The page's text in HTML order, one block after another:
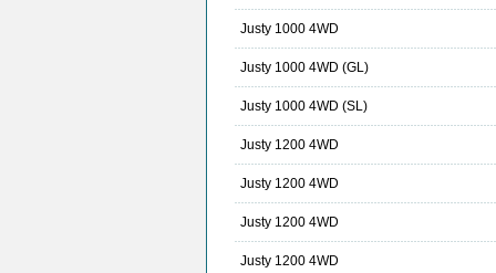
Justy 1000 4WD
Justy 1000 4WD (GL)
Justy 1000 4WD (SL)
Justy 1200 4WD
Justy 1200 4WD
Justy 1200 4WD
Justy 1200 4WD